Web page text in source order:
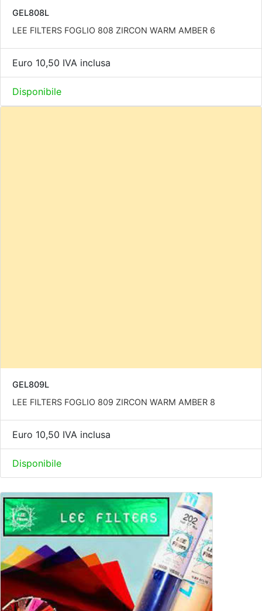
GEL808L
LEE FILTERS FOGLIO 808 ZIRCON WARM AMBER 6
Euro 10,50 IVA inclusa
Disponibile
GEL809L
LEE FILTERS FOGLIO 809 ZIRCON WARM AMBER 8
Euro 10,50 IVA inclusa
Disponibile